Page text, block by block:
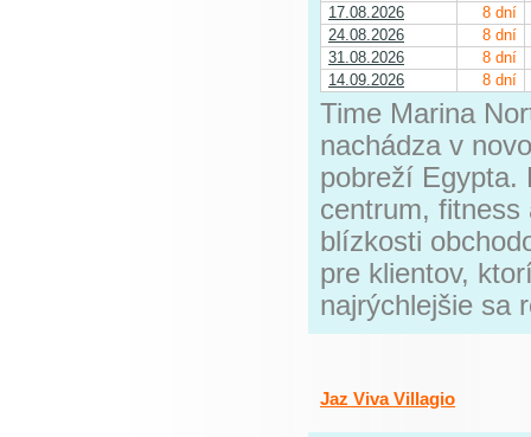
17.08.2026
8 dní
24.08.2026
8 dní
31.08.2026
8 dní
14.09.2026
8 dní
Time Marina
nachádza v
pobreží Egypta.
centrum, fitness
blízkosti
pre klientov,
najrýchlejšie sa
Jaz Viva Villagio